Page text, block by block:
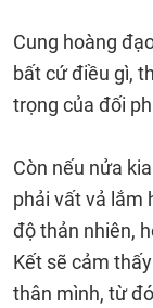
Cung hoàng
bất cứ điều gì,
trọng của đối
Còn nếu nửa
phải vất vả lắm
độ thản nhiên,
Kết sẽ cảm
thân mình, từ